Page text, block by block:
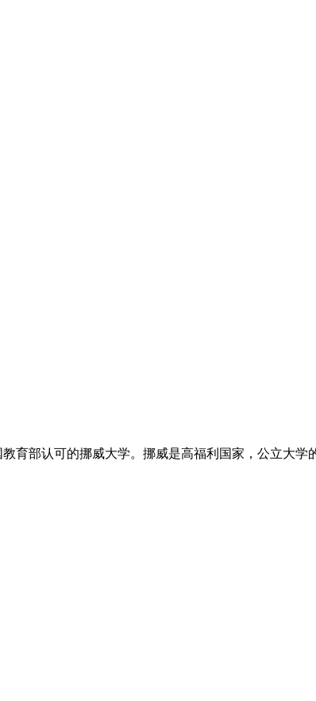
育部认可的挪威大学。挪威是高福利国家，公立大学